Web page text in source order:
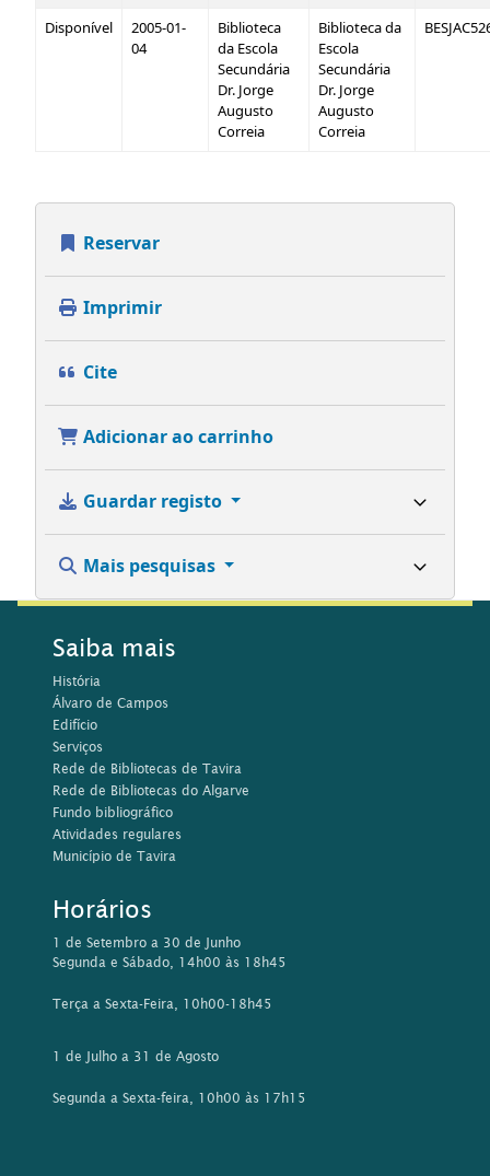
Disponível
2005-01-
04
Biblioteca
da Escola
Secundária
Dr. Jorge
Augusto
Correia
Biblioteca da
Escola
Secundária
Dr. Jorge
Augusto
Correia
Reservar
Imprimir
Cite
Adicionar ao carrinho
Guardar registo
Mais pesquisas
Saiba mais
História
Álvaro de Campos
Edifício
Serviços
Rede de Bibliotecas de Tavira
Rede de Bibliotecas do Algarve
Fundo bibliográfico
Atividades regulares
Município de Tavira
Horários
1 de Setembro a 30 de Junho
Segunda e Sábado, 14h00 às 18h45
Terça a Sexta-Feira, 10h00-18h45
1 de Julho a 31 de Agosto
Segunda a Sexta-feira, 10h00 às 17h15